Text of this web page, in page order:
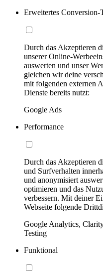
Erweitertes Conversion-
Durch das Akzeptieren
unserer Online-
auswerten und unser
gleichen wir deine
mit folgenden externen
Dienste bereits nutzt:
Google Ads
Performance
Durch das Akzeptieren
und Surfverhalten
und anonymisiert
optimieren und das
verbessern. Mit deiner
Webseite folgende
Google Analytics,
Testing
Funktional